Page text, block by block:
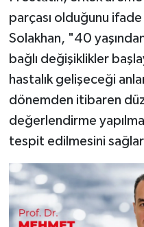
parçası olduğunu
Solakhan, "40
bağlı değişiklikler
hastalık gelişeceği
dönemden itibaren
değerlendirme
tespit edilmesini